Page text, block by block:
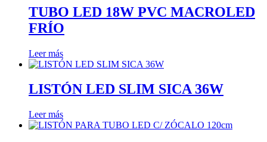
TUBO LED 18W PVC MACROLED
FRÍO
Leer más
LISTÓN LED SLIM SICA 36W
Leer más